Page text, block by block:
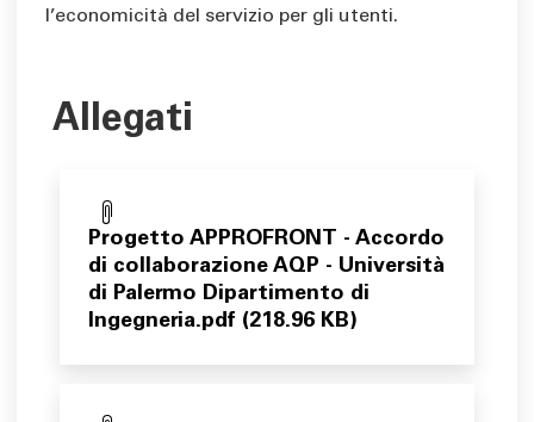
l’economicità del servizio per gli utenti.
Allegati
Progetto APPROFRONT - Accordo
di collaborazione AQP - Università
di Palermo Dipartimento di
Ingegneria.pdf (218.96 KB)